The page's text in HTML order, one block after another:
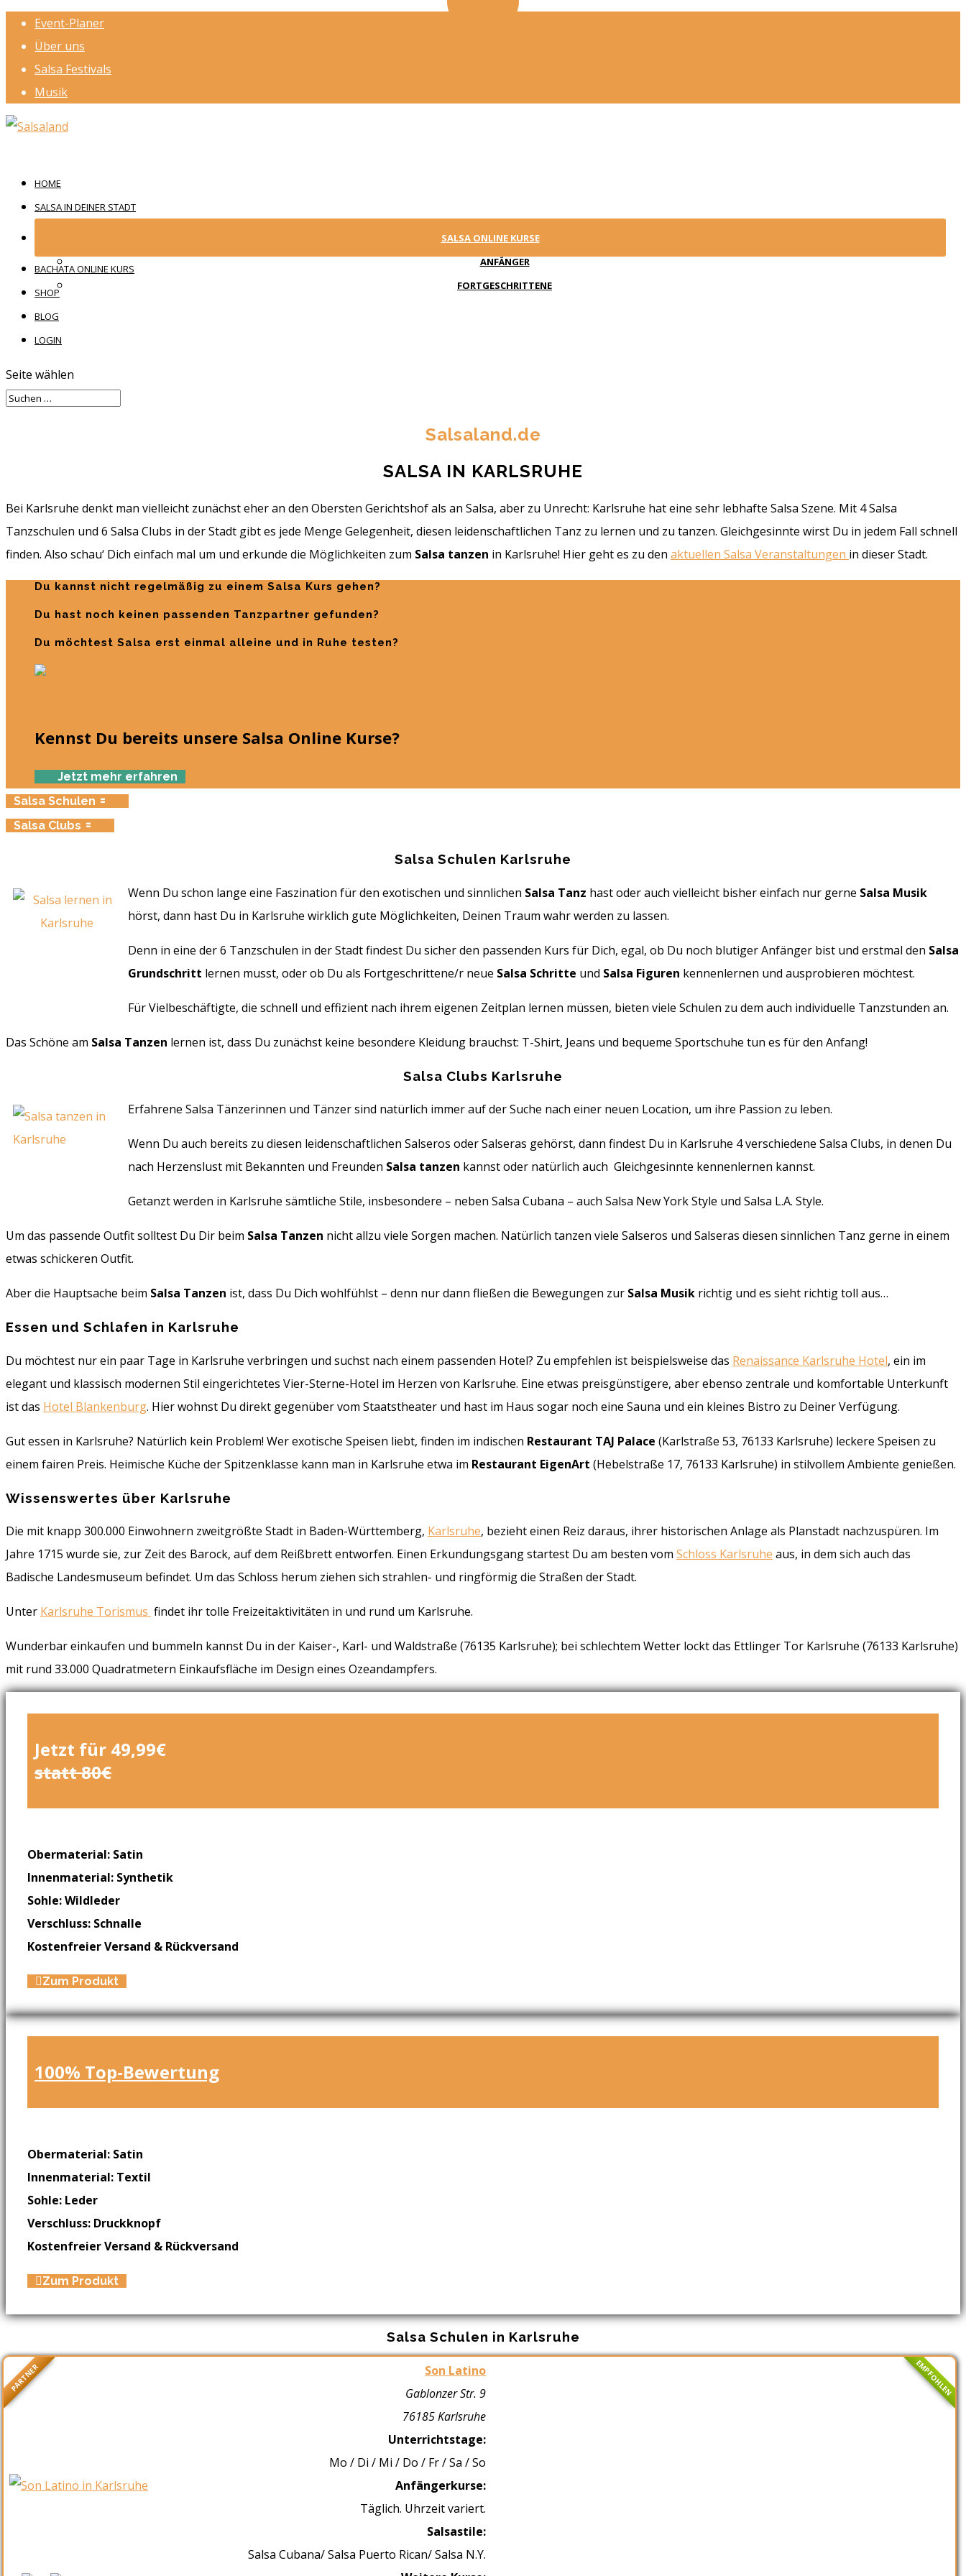
Event-Planer
Über uns
Salsa Festivals
Musik
HOME
SALSA IN DEINER STADT
SALSA ONLINE KURSE
ANFÄNGER
FORTGESCHRITTENE
BACHATA ONLINE KURS
SHOP
BLOG
LOGIN
Seite wählen
Salsaland.de
SALSA IN KARLSRUHE
Bei Karlsruhe denkt man vielleicht zunächst eher an den Obersten Gerichtshof als an Salsa, aber zu Unrecht: Karlsruhe hat eine sehr lebhafte Salsa Szene. Mit 4 Salsa
Tanzschulen und 6 Salsa Clubs in der Stadt gibt es jede Menge Gelegenheit, diesen leidenschaftlichen Tanz zu lernen und zu tanzen. Gleichgesinnte wirst Du in jedem Fall schnell
finden. Also schau‘ Dich einfach mal um und erkunde die Möglichkeiten zum Salsa tanzen in Karlsruhe! Hier geht es zu den aktuellen Salsa Veranstaltungen in dieser Stadt.
Du kannst nicht regelmäßig zu einem Salsa Kurs gehen?
Du hast noch keinen passenden Tanzpartner gefunden?
Du möchtest Salsa erst einmal alleine und in Ruhe testen?
Kennst Du bereits unsere Salsa Online Kurse?
Jetzt mehr erfahren
Salsa Schulen
Salsa Clubs
Salsa Schulen Karlsruhe
Wenn Du schon lange eine Faszination für den exotischen und sinnlichen Salsa Tanz hast oder auch vielleicht bisher einfach nur gerne Salsa Musik
hörst, dann hast Du in Karlsruhe wirklich gute Möglichkeiten, Deinen Traum wahr werden zu lassen.
Denn in eine der 6 Tanzschulen in der Stadt findest Du sicher den passenden Kurs für Dich, egal, ob Du noch blutiger Anfänger bist und erstmal den Salsa
Grundschritt lernen musst, oder ob Du als Fortgeschrittene/r neue Salsa Schritte und Salsa Figuren kennenlernen und ausprobieren möchtest.
Für Vielbeschäftigte, die schnell und effizient nach ihrem eigenen Zeitplan lernen müssen, bieten viele Schulen zu dem auch individuelle Tanzstunden an.
Das Schöne am Salsa Tanzen lernen ist, dass Du zunächst keine besondere Kleidung brauchst: T-Shirt, Jeans und bequeme Sportschuhe tun es für den Anfang!
Salsa Clubs Karlsruhe
Erfahrene Salsa Tänzerinnen und Tänzer sind natürlich immer auf der Suche nach einer neuen Location, um ihre Passion zu leben.
Wenn Du auch bereits zu diesen leidenschaftlichen Salseros oder Salseras gehörst, dann findest Du in Karlsruhe 4 verschiedene Salsa Clubs, in denen Du
nach Herzenslust mit Bekannten und Freunden Salsa tanzen kannst oder natürlich auch Gleichgesinnte kennenlernen kannst.
Getanzt werden in Karlsruhe sämtliche Stile, insbesondere – neben Salsa Cubana – auch Salsa New York Style und Salsa L.A. Style.
Um das passende Outfit solltest Du Dir beim Salsa Tanzen nicht allzu viele Sorgen machen. Natürlich tanzen viele Salseros und Salseras diesen sinnlichen Tanz gerne in einem
etwas schickeren Outfit.
Aber die Hauptsache beim Salsa Tanzen ist, dass Du Dich wohlfühlst – denn nur dann fließen die Bewegungen zur Salsa Musik richtig und es sieht richtig toll aus…
Essen und Schlafen in Karlsruhe
Du möchtest nur ein paar Tage in Karlsruhe verbringen und suchst nach einem passenden Hotel? Zu empfehlen ist beispielsweise das Renaissance Karlsruhe Hotel, ein im
elegant und klassisch modernen Stil eingerichtetes Vier-Sterne-Hotel im Herzen von Karlsruhe. Eine etwas preisgünstigere, aber ebenso zentrale und komfortable Unterkunft
ist das Hotel Blankenburg. Hier wohnst Du direkt gegenüber vom Staatstheater und hast im Haus sogar noch eine Sauna und ein kleines Bistro zu Deiner Verfügung.
Gut essen in Karlsruhe? Natürlich kein Problem! Wer exotische Speisen liebt, finden im indischen Restaurant TAJ Palace (Karlstraße 53, 76133 Karlsruhe) leckere Speisen zu
einem fairen Preis. Heimische Küche der Spitzenklasse kann man in Karlsruhe etwa im Restaurant EigenArt (Hebelstraße 17, 76133 Karlsruhe) in stilvollem Ambiente genießen.
Wissenswertes über Karlsruhe
Die mit knapp 300.000 Einwohnern zweitgrößte Stadt in Baden-Württemberg, Karlsruhe, bezieht einen Reiz daraus, ihrer historischen Anlage als Planstadt nachzuspüren. Im
Jahre 1715 wurde sie, zur Zeit des Barock, auf dem Reißbrett entworfen. Einen Erkundungsgang startest Du am besten vom Schloss Karlsruhe aus, in dem sich auch das
Badische Landesmuseum befindet. Um das Schloss herum ziehen sich strahlen- und ringförmig die Straßen der Stadt.
Unter Karlsruhe Torismus findet ihr tolle Freizeitaktivitäten in und rund um Karlsruhe.
Wunderbar einkaufen und bummeln kannst Du in der Kaiser-, Karl- und Waldstraße (76135 Karlsruhe); bei schlechtem Wetter lockt das Ettlinger Tor Karlsruhe (76133 Karlsruhe)
mit rund 33.000 Quadratmetern Einkaufsfläche im Design eines Ozeandampfers.
Jetzt für 49,99€
statt 80€
Obermaterial: Satin
Innenmaterial: Synthetik
Sohle: Wildleder
Verschluss: Schnalle
Kostenfreier Versand & Rückversand
Zum Produkt
100% Top-Bewertung
Obermaterial: Satin
Innenmaterial: Textil
Sohle: Leder
Verschluss: Druckknopf
Kostenfreier Versand & Rückversand
Zum Produkt
Salsa Schulen in Karlsruhe
PARTNER EMPFOHLEN
Son Latino
Gablonzer Str. 9
76185 Karlsruhe
Unterrichtstage:
Mo / Di / Mi / Do / Fr / Sa / So
Anfängerkurse:
Täglich. Uhrzeit variert.
Salsastile:
Salsa Cubana/ Salsa Puerto Rican/ Salsa N.Y.